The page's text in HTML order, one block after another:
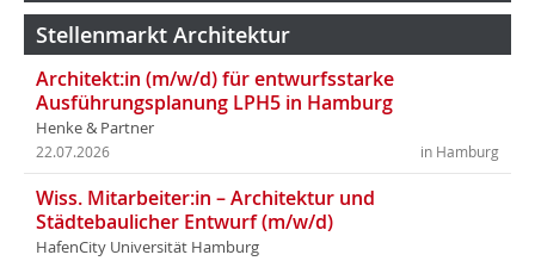
Stellenmarkt Architektur
Architekt:in (m/w/d) für entwurfsstarke
Ausführungsplanung LPH5 in Hamburg
Henke & Partner
in Hamburg
22.07.2026
Wiss. Mitarbeiter:in – Architektur und
Städtebaulicher Entwurf (m/w/d)
HafenCity Universität Hamburg